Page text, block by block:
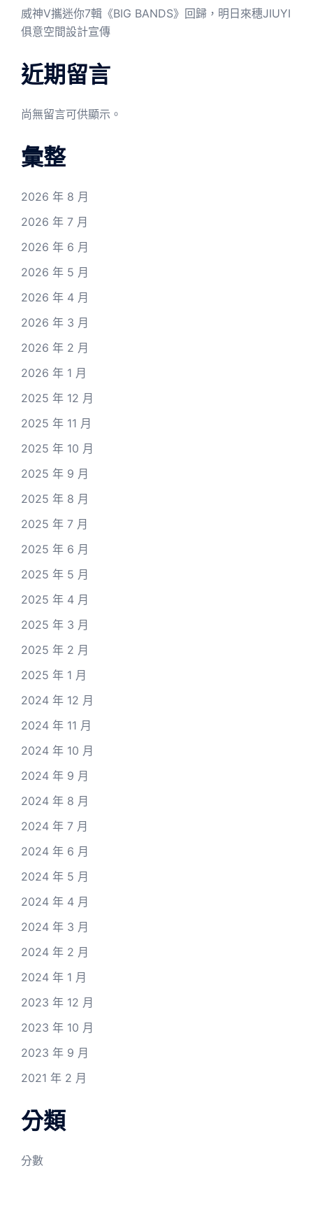
威神V攜迷你7輯《BIG BANDS》回歸，明日來穗JIUYI
俱意空間設計宣傳
近期留言
尚無留言可供顯示。
彙整
2026 年 8 月
2026 年 7 月
2026 年 6 月
2026 年 5 月
2026 年 4 月
2026 年 3 月
2026 年 2 月
2026 年 1 月
2025 年 12 月
2025 年 11 月
2025 年 10 月
2025 年 9 月
2025 年 8 月
2025 年 7 月
2025 年 6 月
2025 年 5 月
2025 年 4 月
2025 年 3 月
2025 年 2 月
2025 年 1 月
2024 年 12 月
2024 年 11 月
2024 年 10 月
2024 年 9 月
2024 年 8 月
2024 年 7 月
2024 年 6 月
2024 年 5 月
2024 年 4 月
2024 年 3 月
2024 年 2 月
2024 年 1 月
2023 年 12 月
2023 年 10 月
2023 年 9 月
2021 年 2 月
分類
分數